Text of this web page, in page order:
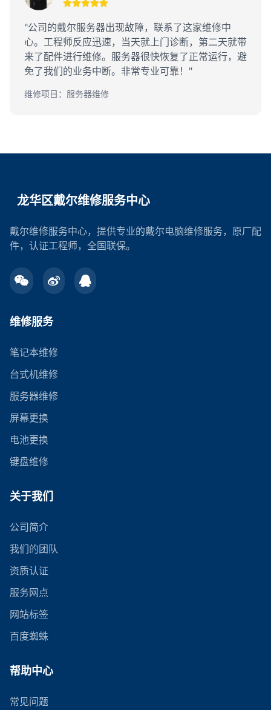
"公司的戴尔服务器出现故障，联系了这家维修中
心。工程师反应迅速，当天就上门诊断，第二天就带
来了配件进行维修。服务器很快恢复了正常运行，避
免了我们的业务中断。非常专业可靠！"
维修项目：服务器维修
龙华区戴尔维修服务中心
戴尔维修服务中心，提供专业的戴尔电脑维修服务，原厂配
件，认证工程师，全国联保。
维修服务
笔记本维修
台式机维修
服务器维修
屏幕更换
电池更换
键盘维修
关于我们
公司简介
我们的团队
资质认证
服务网点
网站标签
百度蜘蛛
帮助中心
常见问题